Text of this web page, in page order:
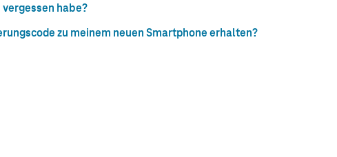
vergessen habe?
zu meinem neuen Smartphone erhalten?